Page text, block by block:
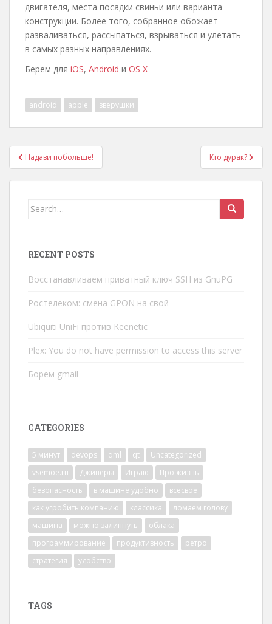
двигателя, места посадки свиньи или варианта
конструкции. Более того, собранное обожает
разваливаться, рассыпаться, взрываться и улетать
в самых разных направлениях.
Берем для iOS, Android и OS X
android apple зверушки
Post
navigation
Надави побольше! Кто дурак?
Search
RECENT POSTS
Восстанавливаем приватный ключ SSH из GnuPG
Ростелеком: смена GPON на свой
Ubiquiti UniFi против Keenetic
Plex: You do not have permission to access this server
Борем gmail
CATEGORIES
5 минут devops qml qt
Uncategorized
vsemoe.ru
Джиперы Играю
Про жизнь
безопасность
в машине удобно
всесвое
как угробить компанию
классика
ломаем голову
машина
можно залипнуть
облака
программирование
продуктивность
ретро
стратегия
удобство
TAGS